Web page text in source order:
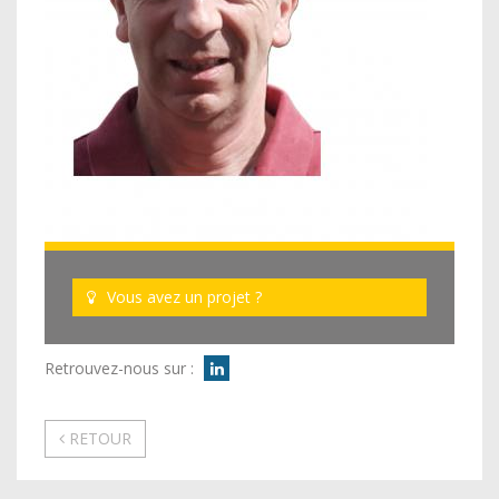
Vous avez un projet ?
Retrouvez-nous sur :
RETOUR